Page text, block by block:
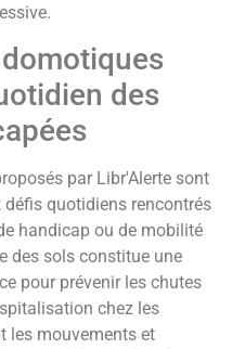
des
par Libr'Alerte sont
quotidiens rencontrés
handicap ou de mobilité
des sols constitue une
pour prévenir les chutes
chez les
les mouvements et